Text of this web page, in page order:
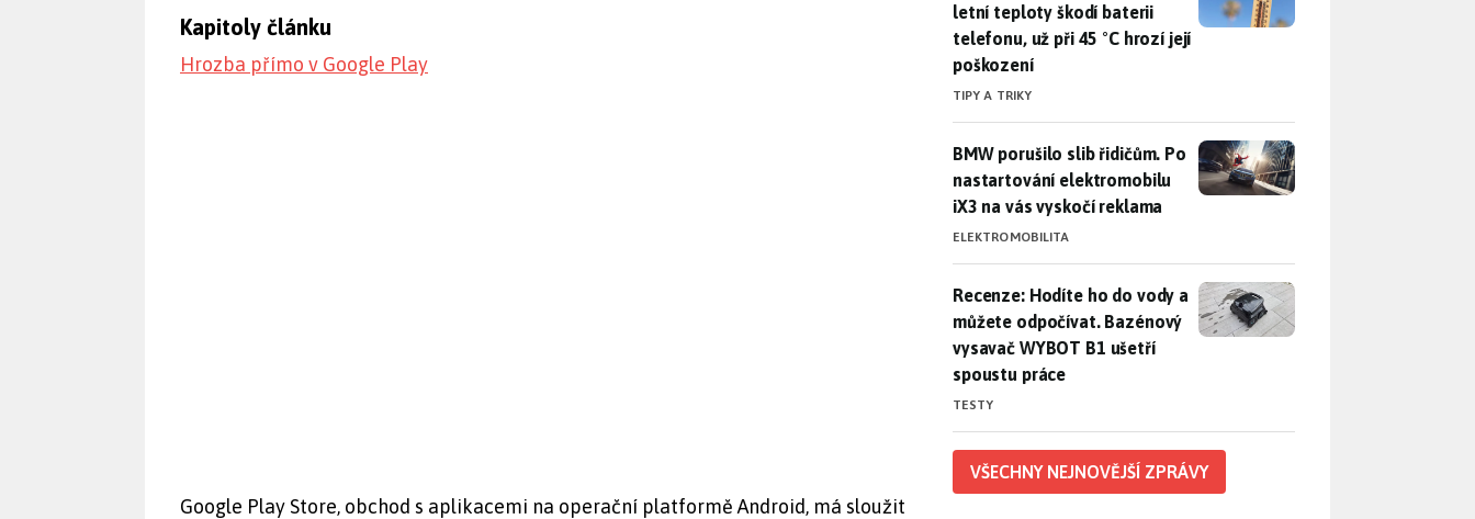
Kapitoly článku
Hrozba přímo v Google Play
Google Play Store, obchod s aplikacemi na operační platformě Android, má sloužit
letní teploty škodí baterii
telefonu, už při 45 °C hrozí její
poškození
TIPY A TRIKY
BMW porušilo slib řidičům. Po nastartování elektromobilu iX3 na
BMW porušilo slib řidičům. Po
nastartování elektromobilu
iX3 na vás vyskočí reklama
ELEKTROMOBILITA
Recenze: Hodíte ho do vody a můžete odpočívat. Bazénový
Recenze: Hodíte ho do vody a
můžete odpočívat. Bazénový
vysavač WYBOT B1 ušetří
spoustu práce
TESTY
VŠECHNY NEJNOVĚJŠÍ ZPRÁVY